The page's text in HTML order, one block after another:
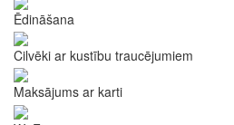
Ēdināšana
Cilvēki ar kustību traucējumiem
Maksājums ar karti